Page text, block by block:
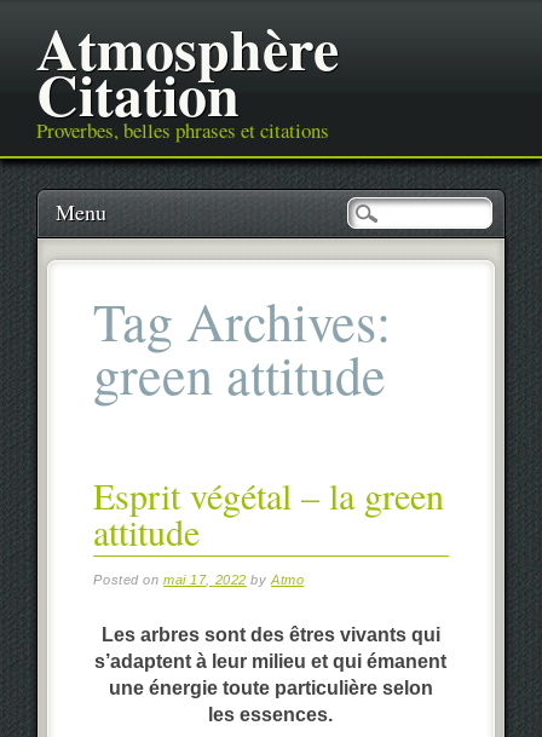
Atmosphère
Citation
Proverbes, belles phrases et citations
Main menu
Skip
content
Menu
Tag Archives:
green attitude
Esprit végétal – la green
attitude
Posted onmai 17, 2022 byAtmo
Les arbres sont des êtres vivants qui
s’adaptent à leur milieu et qui émanent
une énergie toute particulière selon
les essences.